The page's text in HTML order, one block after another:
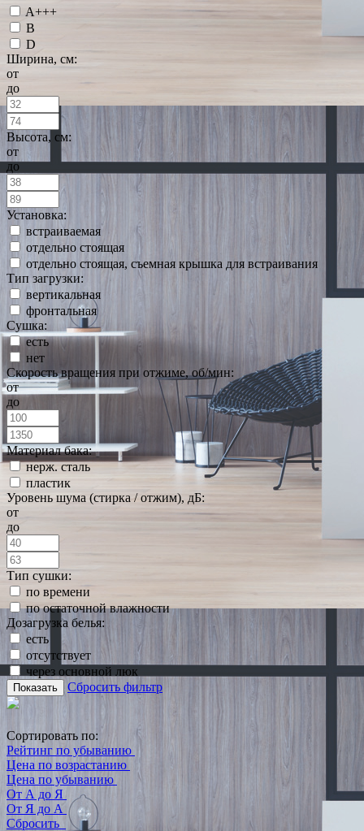
A+++
B
D
Ширина, см:
от
до
Высота, см:
от
до
Установка:
встраиваемая
отдельно стоящая
отдельно стоящая, съемная крышка для встраивания
Тип загрузки:
вертикальная
фронтальная
Сушка:
есть
нет
Скорость вращения при отжиме, об/мин:
от
до
Материал бака:
нерж. сталь
пластик
Уровень шума (стирка / отжим), дБ:
от
до
Тип сушки:
по времени
по остаточной влажности
Дозагрузка белья:
есть
отсутствует
через основной люк
Показать Сбросить фильтр
Сортировать по:
Рейтинг по убыванию
Цена по возрастанию
Цена по убыванию
От А до Я
От Я до А
Сбросить